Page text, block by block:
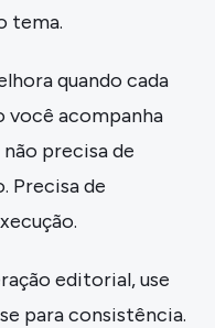
tema.
quando cada
acompanha
precisa de
Precisa de
editorial, use
para consistência.